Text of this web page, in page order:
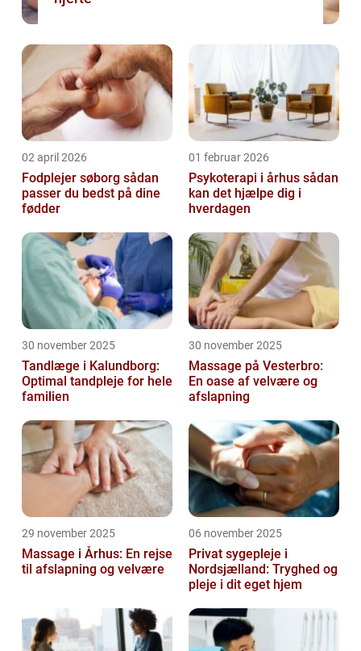
02 april 2026
Fodplejer søborg sådan
passer du bedst på dine
fødder
01 februar 2026
Psykoterapi i århus sådan
kan det hjælpe dig i
hverdagen
30 november 2025
Tandlæge i Kalundborg:
Optimal tandpleje for hele
familien
30 november 2025
Massage på Vesterbro:
En oase af velvære og
afslapning
29 november 2025
Massage i Århus: En rejse
til afslapning og velvære
06 november 2025
Privat sygepleje i
Nordsjælland: Tryghed og
pleje i dit eget hjem